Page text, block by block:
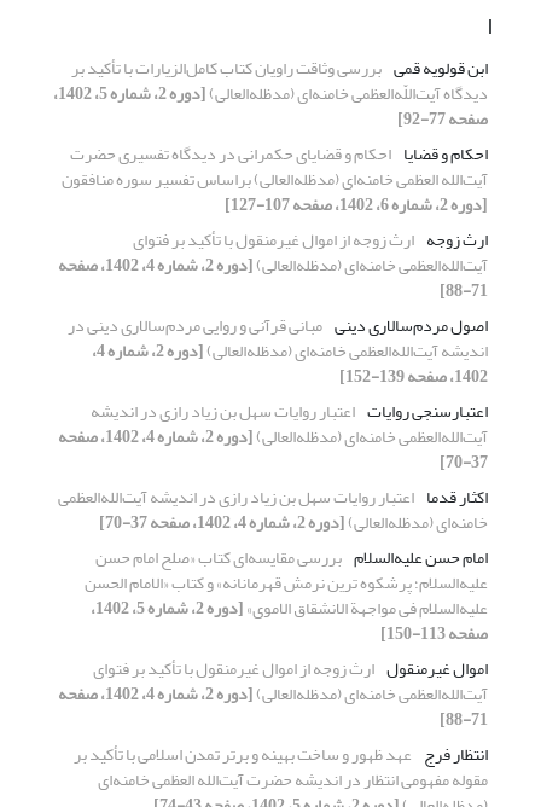
ا
ابن قولویه قمی بررسی وثاقت راویان کتاب کامل‌الزیارات با تأکید بر
دیدگاه آیت‌اللّه‌العظمی خامنه‌ای (مدظله‌العالی) [دوره 2، شماره 5، 1402،
صفحه 77-92]
احکام و قضایا احکام و قضایای حکمرانی در دیدگاه تفسیری حضرت
آیت‌الله العظمی خامنه‌ای (مدظله‌العالی) براساس تفسیر سوره منافقون
[دوره 2، شماره 6، 1402، صفحه 107-127]
ارث زوجه ارث زوجه از اموال غیرمنقول با تأکید بر فتوای
آیت‌الله‌العظمی خامنه‌ای (مدظله‌العالی) [دوره 2، شماره 4، 1402، صفحه
71-88]
اصول مردم‌سالاری دینی مبانی قرآنی و روایی مردم‌سالاری دینی در
اندیشه آیت‌الله‌العظمی خامنه‌ای (مدظله‌العالی) [دوره 2، شماره 4،
1402، صفحه 139-152]
اعتبارسنجی روایات اعتبار روایات سهل بن زیاد رازی در اندیشه‌
آیت‌الله‌العظمی خامنه‌ای (مدظله‌العالی) [دوره 2، شماره 4، 1402، صفحه
37-70]
اکثار قدما اعتبار روایات سهل بن زیاد رازی در اندیشه‌ آیت‌الله‌العظمی
خامنه‌ای (مدظله‌العالی)[دوره 2، شماره 4، 1402، صفحه 37-70]
امام حسن علیه‌السلام بررسی مقایسه‌ای کتاب «صلح امام حسن
علیه‌السلام؛ پرشکوه ترین نرمش قهرمانانه» و کتاب «الامام الحسن
علیه‌السلام فی مواجهة الانشقاق الاموی» [دوره 2، شماره 5، 1402،
صفحه 113-150]
اموال غیرمنقول ارث زوجه از اموال غیرمنقول با تأکید بر فتوای
آیت‌الله‌العظمی خامنه‌ای (مدظله‌العالی) [دوره 2، شماره 4، 1402، صفحه
71-88]
انتظار فرج عهد ظهور و ساخت بهینه و برتر تمدن اسلامی با تأکید بر
مقوله مفهومی انتظار در اندیشه حضرت آیت‌الله العظمی خامنه‌ای